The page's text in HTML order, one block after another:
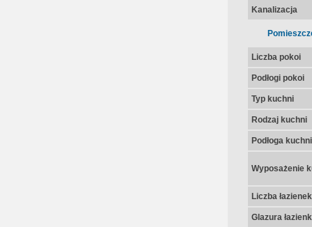
Kanalizacja
Liczba pokoi
Podłogi pokoi
Typ kuchni
Rodzaj kuchni
Podłoga kuchni
Wyposażenie
Liczba łazienek
Glazura